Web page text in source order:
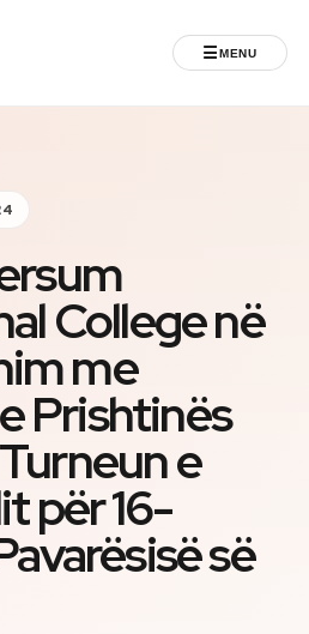
☰MENU
College në
me
Prishtinës
e
për 16-
së